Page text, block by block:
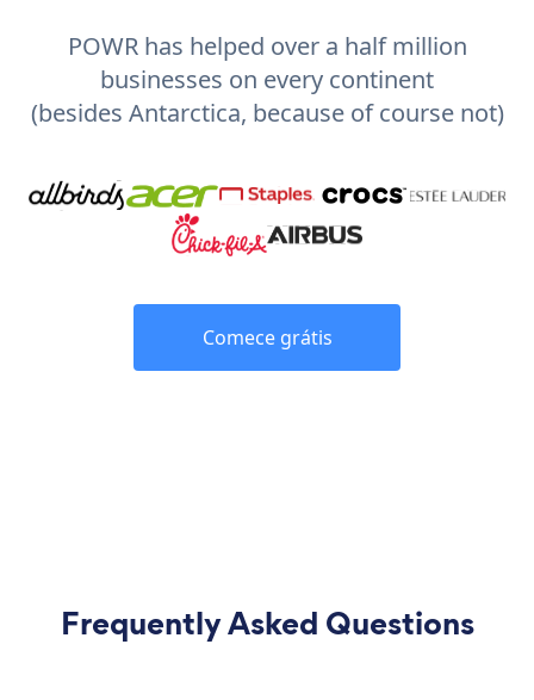
POWR has helped over a half million
businesses on every continent
(besides Antarctica, because of course not)
Comece grátis
Frequently Asked Questions